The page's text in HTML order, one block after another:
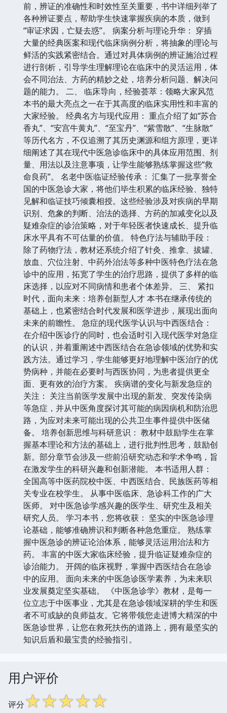
前，辨证的准确性和时效性至关重要，书中详细列举了
各种辨证要点，帮助学生快速掌握疾病的本质，做到
“审证求因，亡疑去惑”。 病案分析与理论升华： 穿插
大量的经典医案和现代临床病例分析，将抽象的理论与
鲜活的实践紧密结合。通过对具体病例的辨证施治过程
进行剖析，引导学生理解理论在临床中的灵活运用，体
会不同治法、方药的精妙之处，培养分析问题、解决问
题的能力。 二、 临床导向，经验荟萃：领略大家风范
本书的最大亮点之一在于其高度的临床实用性和丰富的
大家经验。 经典名方与现代应用： 重点介绍了如“苏合
香丸”、“安宫牛黄丸”、“至宝丹”、“紫雪散”、“生脉散”
等历代名方，不仅追溯了其历史渊源和组方原理，更详
细阐述了其在现代中医急诊临床中的具体应用范围、剂
量、用法以及注意事项，让学生能够熟练掌握这些“救
命良药”。 名老中医临证经验传承： 汇集了一批享誉全
国的中医急诊大家，将他们毕生积累的临床经验、独特
见解和临证技巧倾囊相授。这些经验涉及对疾病的早期
识别、危象的判断、治法的选择、方药的加减变化以及
疑难杂症的诊治策略，对于年轻医者快速成长、提升临
床水平具有不可估量的价值。 特色疗法与辅助手段：
除了药物疗法，教材还系统介绍了针灸、推拿、拔罐、
放血、穴位注射、中药外治法等多种中医特色疗法在急
诊中的应用，拓宽了学生的治疗思路，提供了多样的临
床选择，以应对不同病情和患者个体差异。 三、 紧扣
时代，面向未来：培养创新型人才 本书在继承传统的
基础上，也紧密结合时代发展和医学进步，展现出面向
未来的前瞻性。 急症的现代医学认识与中西医结合：
在介绍中医诊疗的同时，也会适时引入现代医学对急症
的认识，并着重阐述中西医结合在急诊领域的优势和实
践方法。通过学习，学生能够更好地理解中医治疗的优
势病种，并能在必要时与西医协同，为患者提供更全
面、更有效的治疗方案。 疾病谱的变化与新发急症的
关注： 关注当前医学发展中出现的新发、突发传染病
等急症，并从中医角度探讨其可能的病因病机和防治思
路，为应对未来可能出现的公共卫生事件提供中医储
备。 培养创新思维与科研意识： 教材中鼓励学生在掌
握基本理论和方法的基础上，进行批判性思考，鼓励创
新。部分章节会涉及一些前沿研究动态和学术争鸣，旨
在激发学生的科研兴趣和创新潜能。 本书适用人群：
全国高等中医药院校中医、中西医结合、民族医药等相
关专业在校学生。 从事中医临床、急诊科工作的广大
医师。 对中医急诊学感兴趣的医学生、研究生及相关
研究人员。 学习本书，您将收获： 坚实的中医急诊理
论基础，能够准确辨识和判断各种急危重症。 熟练掌
握中医急诊的辨证论治体系，能够灵活运用治法和方
药。 丰富的中医大家临床经验，提升临证疑难杂症的
诊治能力。 开阔的临床视野，掌握中西医结合在急诊
中的应用。 面向未来的中医急诊医学素养，为未来职
业发展奠定坚实基础。 《中医急诊学》教材，是每一
位立志于中医事业，尤其是在急诊领域深耕的学生和医
者不可或缺的良师益友。它将带领您走进博大精深的中
医急诊世界，让您在救死扶伤的道路上，拥有最坚实的
知识后盾和最宝贵的经验指引。
用户评价
评分☆☆☆☆☆